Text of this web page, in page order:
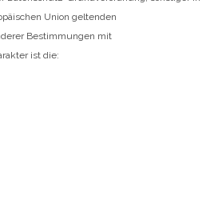
Union geltenden
Bestimmungen mit
ist die: